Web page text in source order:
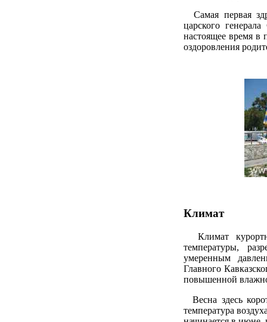
Самая первая
царского
настоящее время в
оздоровления
Климат
Климат
температуры,
умеренным
Главного
повышенной
Весна здесь
температура